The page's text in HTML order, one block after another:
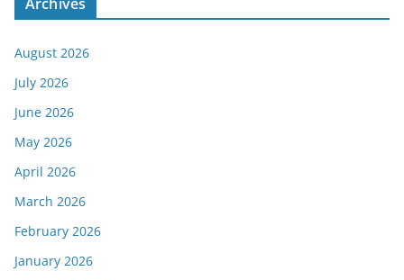
August 2026
July 2026
June 2026
May 2026
April 2026
March 2026
February 2026
January 2026